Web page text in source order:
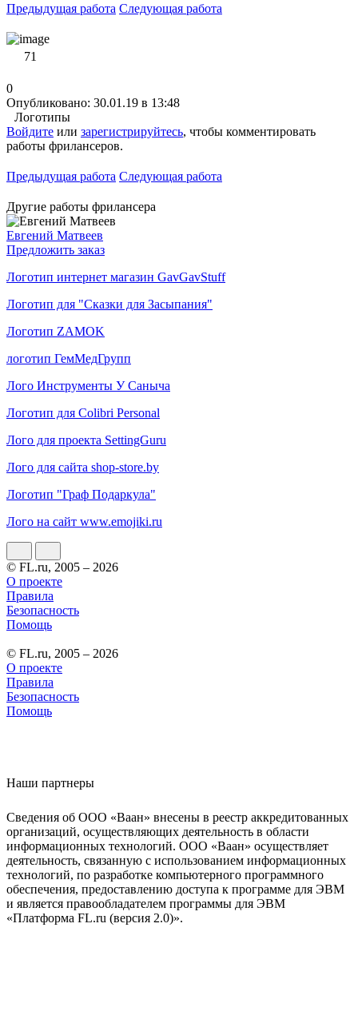
Предыдущая работа Следующая работа
71
0
Опубликовано: 30.01.19 в 13:48
Логотипы
Войдите или зарегистрируйтесь, чтобы комментировать
работы фрилансеров.
Предыдущая работа Следующая работа
Другие работы фрилансера
Евгений Матвеев
Предложить заказ
Логотип интернет магазин GavGavStuff
Логотип для "Сказки для Засыпания"
Логотип ZAMOK
логотип ГемМедГрупп
Лого Инструменты У Саныча
Логотип для Colibri Personal
Лого для проекта SettingGuru
Лого для сайта shop-store.by
Логотип "Граф Подаркула"
Лого на сайт www.emojiki.ru
© FL.ru, 2005 – 2026
О проекте
Правила
Безопасность
Помощь
© FL.ru, 2005 – 2026
О проекте
Правила
Безопасность
Помощь
Наши партнеры
Сведения об ООО «Ваан» внесены в реестр аккредитованных
организаций, осуществляющих деятельность в области
информационных технологий. ООО «Ваан» осуществляет
деятельность, связанную с использованием информационных
технологий, по разработке компьютерного программного
обеспечения, предоставлению доступа к программе для ЭВМ
и является правообладателем программы для ЭВМ
«Платформа FL.ru (версия 2.0)».